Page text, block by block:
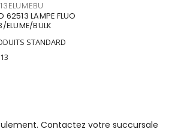
62513 LAMPE FLUO
BULK
STANDARD
Contactez votre succursale